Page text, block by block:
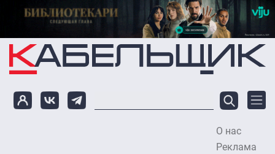
Перейти к основному содержанию
О нас
Реклама